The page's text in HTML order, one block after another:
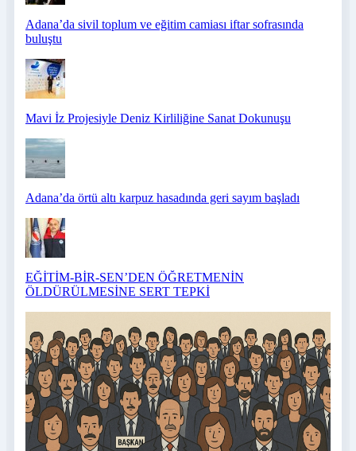
Adana’da sivil toplum ve eğitim camiası iftar sofrasında
buluştu
Mavi İz Projesiyle Deniz Kirliliğine Sanat Dokunuşu
Adana’da örtü altı karpuz hasadında geri sayım başladı
EĞİTİM-BİR-SEN’DEN ÖĞRETMENİN
ÖLDÜRÜLMESİNE SERT TEPKİ